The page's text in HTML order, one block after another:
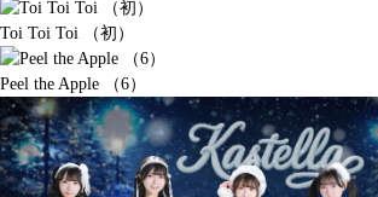
Toi Toi Toi （初）
Peel the Apple （6）